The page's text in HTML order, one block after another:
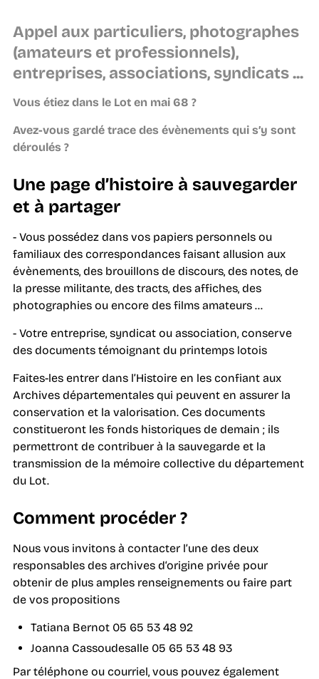
Appel aux particuliers, photographes
(amateurs et professionnels),
entreprises, associations, syndicats ...
Vous étiez dans le Lot en mai 68 ?
Avez-vous gardé trace des évènements qui s’y sont
déroulés ?
Une page d’histoire à sauvegarder
et à partager
- Vous possédez dans vos papiers personnels ou
familiaux des correspondances faisant allusion aux
évènements, des brouillons de discours, des notes, de
la presse militante, des tracts, des affiches, des
photographies ou encore des films amateurs …
- Votre entreprise, syndicat ou association, conserve
des documents témoignant du printemps lotois
Faites-les entrer dans l’Histoire en les confiant aux
Archives départementales qui peuvent en assurer la
conservation et la valorisation. Ces documents
constitueront les fonds historiques de demain ; ils
permettront de contribuer à la sauvegarde et la
transmission de la mémoire collective du département
du Lot.
Comment procéder ?
Nous vous invitons à contacter l’une des deux
responsables des archives d‘origine privée pour
obtenir de plus amples renseignements ou faire part
de vos propositions
Tatiana Bernot 05 65 53 48 92
Joanna Cassoudesalle 05 65 53 48 93
Par téléphone ou courriel, vous pouvez également